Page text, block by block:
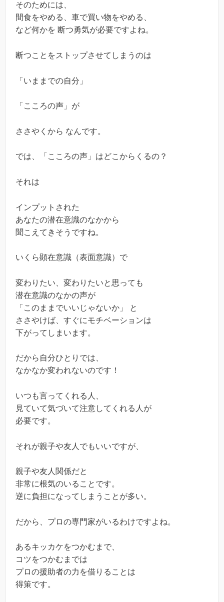
そのためには、
間食をやめる、車で買い物をやめる、
など何かを 断つ勇気が必要ですよね。
断つことをストップさせてしまうのは
「いままでの自分」
「こころの声」が
ささやくから なんです。
では、「こころの声」はどこからくるの？
それは
インプットされた
あなたの潜在意識のなかから
聞こえてきそうですね。
いくら顕在意識（表面意識）で
変わりたい、変わりたいと思っても
潜在意識のなかの声が
「このままでいいじゃないか」 と
ささやけば、すぐにモチベーションは
下がってしまいます。
だから自分ひとりでは、
なかなか変われないのです！
いつも言ってくれる人、
見ていて気づいて注意してくれる人が
必要です。
それが親子や友人でもいいですが、
親子や友人関係だと
非常に根気のいることです。
逆に負担になってしまうことが多い。
だから、プロの専門家がいるわけですよね。
あるキッカケをつかむまで、
コツをつかむまでは
プロの援助者の力を借りることは
得策です。